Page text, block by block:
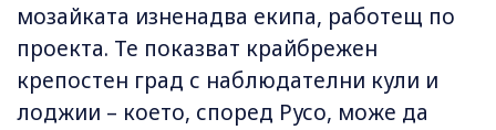
мозайката изненадва екипа, работещ по
проекта. Те показват крайбрежен
крепостен град с наблюдателни кули и
лоджии – което, според Русо, може да